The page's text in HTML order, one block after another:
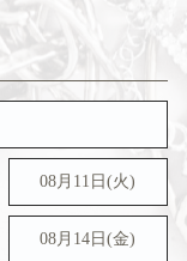
08月11日(火)
08月14日(金)